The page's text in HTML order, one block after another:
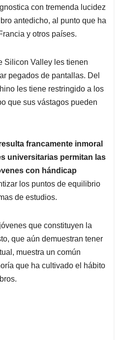
con tremenda lucidez
antedicho, al punto que ha
y otros países.
Silicon Valley les tienen
pegados de pantallas. Del
les tiene restringido a los
que sus vástagos pueden
francamente inmoral
universitarias permitan las
con hándicap
los puntos de equilibrio
de estudios.
que constituyen la
que aún demuestran tener
muestra un común
que ha cultivado el hábito